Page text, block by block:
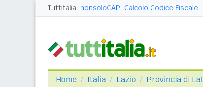
Tuttitalia nonsoloCAP Calcolo Codice Fiscale
Home Italia Lazio Provincia di